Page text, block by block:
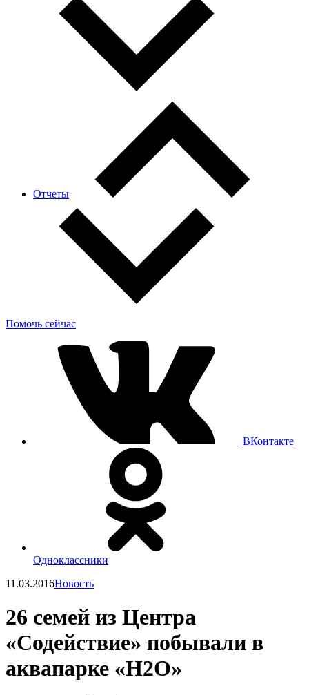
Отчеты
Помочь сейчас
ВКонтакте
Одноклассники
11.03.2016Новость
26 семей из Центра
«Содействие» побывали в
аквапарке «Н2О»